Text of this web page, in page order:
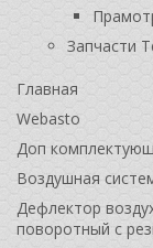
Запчасти
Главная
Webasto
Доп
Воздушная
Дефлектор
поворотный с